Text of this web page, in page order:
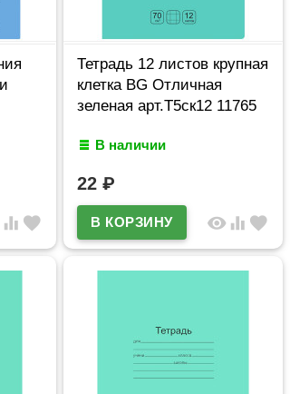
equalizer favorite
Тетрадь 12 листов крупная
клетка BG Отличная
зеленая арт.Т5ск12 11765
В наличии
22₽
visibility equalizer favorite